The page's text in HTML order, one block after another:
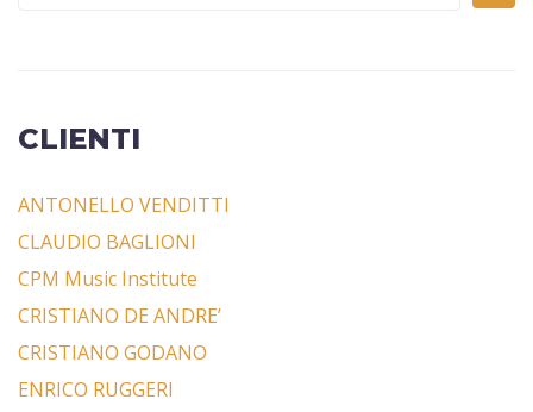
CLIENTI
ANTONELLO VENDITTI
CLAUDIO BAGLIONI
CPM Music Institute
CRISTIANO DE ANDRE’
CRISTIANO GODANO
ENRICO RUGGERI